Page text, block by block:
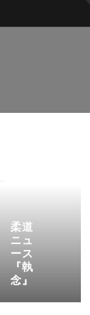
柔道
ニュ
ース
『執
念』
柔道
ニュ
ース
『第